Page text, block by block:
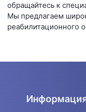
обращайтесь к
Мы предлагаем
реабилитационного